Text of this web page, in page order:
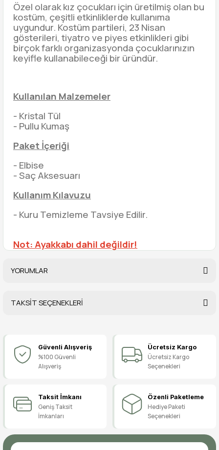
Özel olarak kız çocukları için üretilmiş olan bu
kostüm, çeşitli etkinliklerde kullanıma
uygundur. Kostüm partileri, 23 Nisan
gösterileri, tiyatro ve piyes etkinlikleri gibi
birçok farklı organizasyonda çocuklarınızın
keyifle kullanabileceği bir üründür.
Kullanılan Malzemeler
- Kristal Tül
- Pullu Kumaş
Paket İçeriği
- Elbise
- Saç Aksesuarı
Kullanım Kılavuzu
- Kuru Temizleme Tavsiye Edilir.
Not: Ayakkabı dahil değildir!
YORUMLAR
Yorum Yaz
TAKSİT SEÇENEKLERİ
Güvenli Alışveriş
%100 Güvenli
Alışveriş
Ücretsiz Kargo
Ücretsiz Kargo
Seçenekleri
Taksit İmkanı
Geniş Taksit
İmkanları
Özenli Paketleme
Hediye Paketi
Seçenekleri